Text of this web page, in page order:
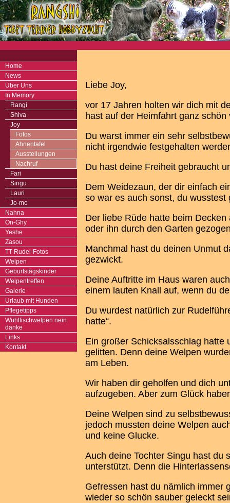
Home
News
Über Uns
In Memory
Rangi
Shiva
Joy
Fotos
Ahnentafel
Ausstellungen
Nachruf
Fari
Singu
Lauri
Jo-mo
Nahna
On-Ghy
Yeshe
Zasou
TT-Rudel-Fotos
Welpen
Geburtstagskinder
Welpentreffen
Galerie
Urlaub mit Hunden
Pflegetipps
Wühltischwelpen nein
danke
Links
Kontakt
Liebe Joy,
vor 17 Jahren holten wir dich mit
hast auf der Heimfahrt ganz
Du warst immer ein sehr
nicht irgendwie festgehalten
Du hast deine Freiheit gebraucht
Dem Weidezaun, der dir einfach
so war es auch sonst, du wusstest
Der liebe Rüde hatte beim
oder ihn durch den Garten
Manchmal hast du deinen Unmut
gezwickt.
Deine Auftritte im Haus waren
einem lauten Knall auf, wenn du
Du wurdest natürlich zur
hatte“.
Ein großer Schicksalsschlag hatte
gelitten. Denn deine Welpen
am Leben.
Wir haben dir geholfen und dich
aufzugeben. Aber zum Glück
Deine Welpen sind zu
jedoch mussten deine Welpen
und keine Glucke.
Auch deine Tochter Singu hast du
unterstützt. Denn die
Gefressen hast du nämlich immer
wieder so schön sauber geleckt